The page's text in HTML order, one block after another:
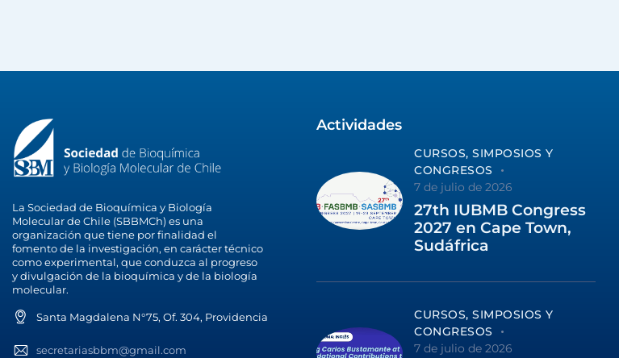
La Sociedad de Bioquímica y Biología
Molecular de Chile (SBBMCh) es una
organización que tiene por finalidad el
fomento de la investigación, en carácter técnico
como experimental, que conduzca al progreso
y divulgación de la bioquímica y de la biología
molecular.
Santa Magdalena N°75, Of. 304, Providencia
secretariasbbm@gmail.com
Actividades
CURSOS, SIMPOSIOS Y
CONGRESOS
7 de julio de 2026
27th IUBMB Congress
2027 en Cape Town,
Sudáfrica
CURSOS, SIMPOSIOS Y
CONGRESOS
7 de julio de 2026